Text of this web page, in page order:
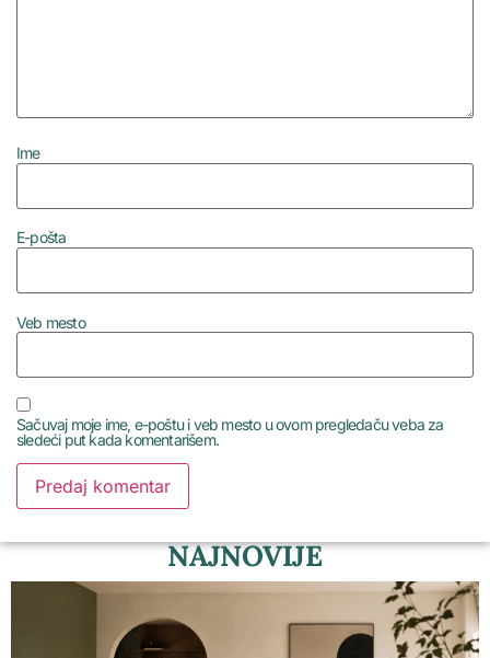
Ime
E-pošta
Veb mesto
Sačuvaj moje ime, e-poštu i veb mesto u ovom pregledaču veba za
sledeći put kada komentarišem.
NAJNOVIJE